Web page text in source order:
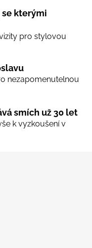
se kterými
pro stylovou
nezapomenutelnou
smích už 30 let
k vyzkoušení v